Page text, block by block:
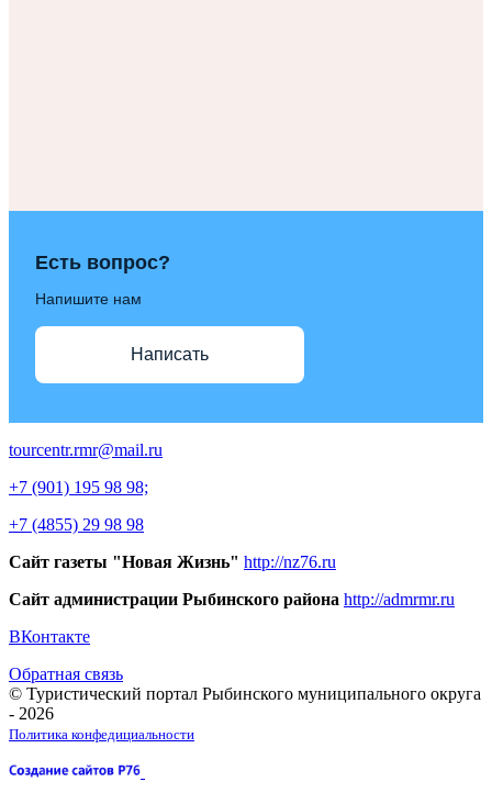
Есть вопрос?
Напишите нам
Написать
tourcentr.rmr@mail.ru
+7 (901) 195 98 98;
+7 (4855) 29 98 98
Сайт газеты "Новая Жизнь" http://nz76.ru
Сайт администрации Рыбинского района http://admrmr.ru
ВКонтакте
Обратная связь
© Туристический портал Рыбинского муниципального округа
- 2026
Политика конфедициальности